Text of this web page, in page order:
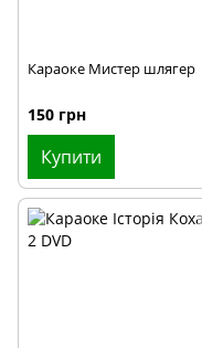
Караоке Мистер шлягер
150 грн
Купити